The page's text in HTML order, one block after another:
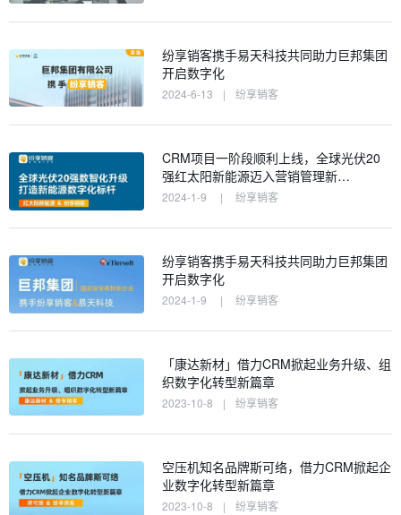
纷享销客携手易天科技共同助力巨邦集团
开启数字化
2024-6-13 | 纷享销客
CRM项目一阶段顺利上线，全球光伏20
强红太阳新能源迈入营销管理新…
2024-1-9 | 纷享销客
纷享销客携手易天科技共同助力巨邦集团
开启数字化
2024-1-9 | 纷享销客
「康达新材」借力CRM掀起业务升级、组
织数字化转型新篇章
2023-10-8 | 纷享销客
空压机知名品牌斯可络，借力CRM掀起企
业数字化转型新篇章
2023-10-8 | 纷享销客